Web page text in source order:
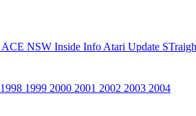
ACE NSW Inside Info Atari Update
1998 1999 2000 2001 2002 2003 2004